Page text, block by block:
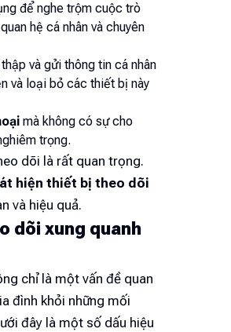
để nghe trộm cuộc trò
hệ cá nhân và chuyên
và gửi thông tin cá nhân
và loại bỏ các thiết bị này
mà không có sự cho
trọng.
dõi là rất quan trọng.
hiện thiết bị theo dõi
và hiệu quả.
dõi xung quanh
chỉ là một vấn đề quan
đình khỏi những mối
đây là một số dấu hiệu